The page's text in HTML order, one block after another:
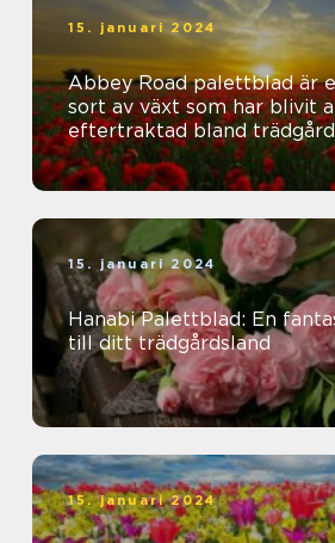
15. januari 2024
Abbey Road palettblad är
sort av växt som har blivit
eftertraktad bland
15. januari 2024
Hanabi Palettblad: En
till ditt trädgårdsland
15. januari 2024